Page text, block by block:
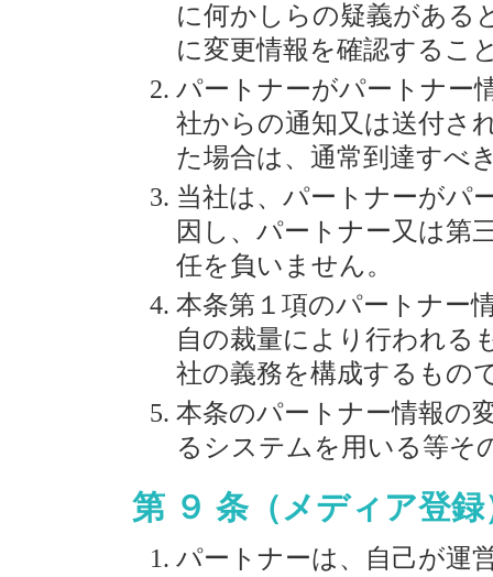
に何かしらの疑義がある
に変更情報を確認するこ
パートナーがパートナー
社からの通知又は送付さ
た場合は、通常到達すべ
当社は、パートナーがパ
因し、パートナー又は第
任を負いません。
本条第１項のパートナー
自の裁量により行われる
社の義務を構成するもの
本条のパートナー情報の
るシステムを用いる等そ
第 ９ 条（メディア登録
パートナーは、自己が運